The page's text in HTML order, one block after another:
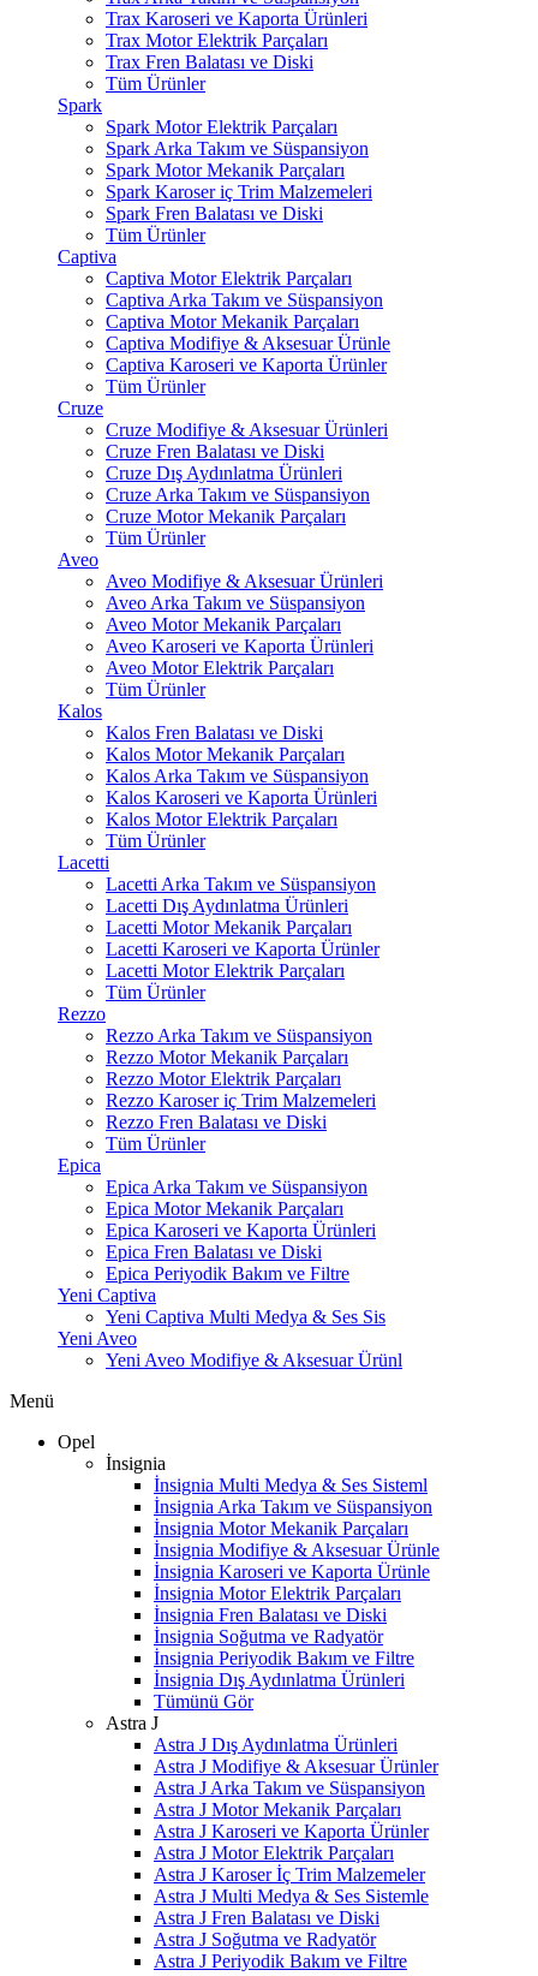
Trax Karoseri ve Kaporta Ürünleri
Trax Motor Elektrik Parçaları
Trax Fren Balatası ve Diski
Tüm Ürünler
Spark
Spark Motor Elektrik Parçaları
Spark Arka Takım ve Süspansiyon
Spark Motor Mekanik Parçaları
Spark Karoser iç Trim Malzemeleri
Spark Fren Balatası ve Diski
Tüm Ürünler
Captiva
Captiva Motor Elektrik Parçaları
Captiva Arka Takım ve Süspansiyon
Captiva Motor Mekanik Parçaları
Captiva Modifiye & Aksesuar Ürünle
Captiva Karoseri ve Kaporta Ürünler
Tüm Ürünler
Cruze
Cruze Modifiye & Aksesuar Ürünleri
Cruze Fren Balatası ve Diski
Cruze Dış Aydınlatma Ürünleri
Cruze Arka Takım ve Süspansiyon
Cruze Motor Mekanik Parçaları
Tüm Ürünler
Aveo
Aveo Modifiye & Aksesuar Ürünleri
Aveo Arka Takım ve Süspansiyon
Aveo Motor Mekanik Parçaları
Aveo Karoseri ve Kaporta Ürünleri
Aveo Motor Elektrik Parçaları
Tüm Ürünler
Kalos
Kalos Fren Balatası ve Diski
Kalos Motor Mekanik Parçaları
Kalos Arka Takım ve Süspansiyon
Kalos Karoseri ve Kaporta Ürünleri
Kalos Motor Elektrik Parçaları
Tüm Ürünler
Lacetti
Lacetti Arka Takım ve Süspansiyon
Lacetti Dış Aydınlatma Ürünleri
Lacetti Motor Mekanik Parçaları
Lacetti Karoseri ve Kaporta Ürünler
Lacetti Motor Elektrik Parçaları
Tüm Ürünler
Rezzo
Rezzo Arka Takım ve Süspansiyon
Rezzo Motor Mekanik Parçaları
Rezzo Motor Elektrik Parçaları
Rezzo Karoser iç Trim Malzemeleri
Rezzo Fren Balatası ve Diski
Tüm Ürünler
Epica
Epica Arka Takım ve Süspansiyon
Epica Motor Mekanik Parçaları
Epica Karoseri ve Kaporta Ürünleri
Epica Fren Balatası ve Diski
Epica Periyodik Bakım ve Filtre
Yeni Captiva
Yeni Captiva Multi Medya & Ses Sis
Yeni Aveo
Yeni Aveo Modifiye & Aksesuar Ürünl
Menü
Opel
İnsignia
İnsignia Multi Medya & Ses Sisteml
İnsignia Arka Takım ve Süspansiyon
İnsignia Motor Mekanik Parçaları
İnsignia Modifiye & Aksesuar Ürünle
İnsignia Karoseri ve Kaporta Ürünle
İnsignia Motor Elektrik Parçaları
İnsignia Fren Balatası ve Diski
İnsignia Soğutma ve Radyatör
İnsignia Periyodik Bakım ve Filtre
İnsignia Dış Aydınlatma Ürünleri
Tümünü Gör
Astra J
Astra J Dış Aydınlatma Ürünleri
Astra J Modifiye & Aksesuar Ürünler
Astra J Arka Takım ve Süspansiyon
Astra J Motor Mekanik Parçaları
Astra J Karoseri ve Kaporta Ürünler
Astra J Motor Elektrik Parçaları
Astra J Karoser İç Trim Malzemeler
Astra J Multi Medya & Ses Sistemle
Astra J Fren Balatası ve Diski
Astra J Soğutma ve Radyatör
Astra J Periyodik Bakım ve Filtre